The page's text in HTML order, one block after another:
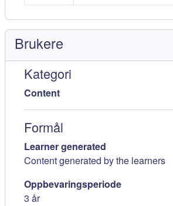
Brukere
Kategori
Content
Formål
Learner generated
Content generated by the learners
Oppbevaringsperiode
3 år